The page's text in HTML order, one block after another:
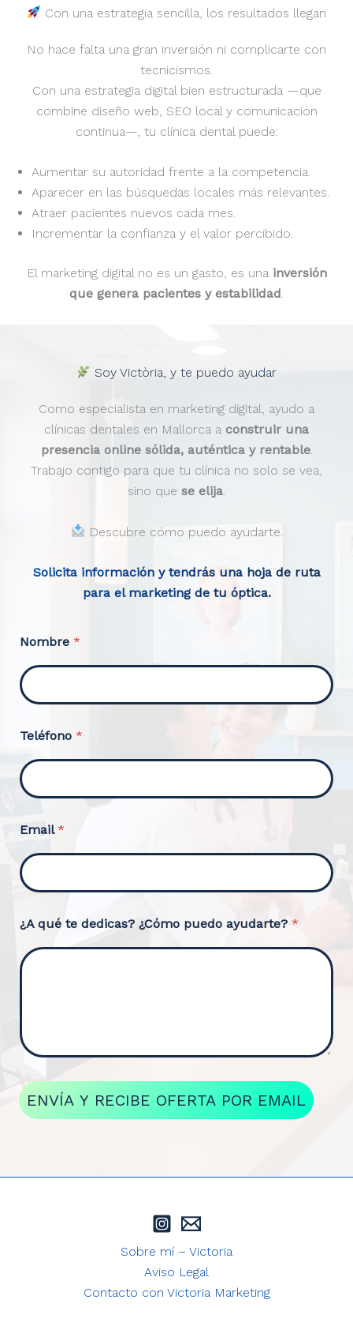
Con una estrategia sencilla, los resultados llegan
No hace falta una gran inversión ni complicarte con
tecnicismos.
Con una estrategia digital bien estructurada —que
combine diseño web, SEO local y comunicación
continua—, tu clínica dental puede:
Aumentar su autoridad frente a la competencia.
Aparecer en las búsquedas locales más relevantes.
Atraer pacientes nuevos cada mes.
Incrementar la confianza y el valor percibido.
El marketing digital no es un gasto, es una inversión
que genera pacientes y estabilidad.
Soy Victòria, y te puedo ayudar
Como especialista en marketing digital, ayudo a
clínicas dentales en Mallorca a construir una
presencia online sólida, auténtica y rentable.
Trabajo contigo para que tu clínica no solo se vea,
sino que se elija.
Descubre cómo puedo ayudarte.
Solicita información y tendrás una hoja de ruta
para el marketing de tu óptica.
Nombre *
A
a
y
u
a
t
e
?
Teléfono *
Email*
¿A qué te dedicas? ¿Cómo puedo ayudarte? *
ENVÍA Y RECIBE OFERTA POR EMAIL
Sobre mí – Victoria
Aviso Legal
Contacto con Victoria Marketing